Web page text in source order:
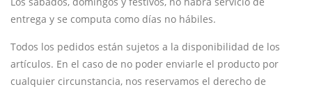
entrega y se computa como días no hábiles.
Todos los pedidos están sujetos a la disponibilidad de los
artículos. En el caso de no poder enviarle el producto por
cualquier circunstancia, nos reservamos el derecho de